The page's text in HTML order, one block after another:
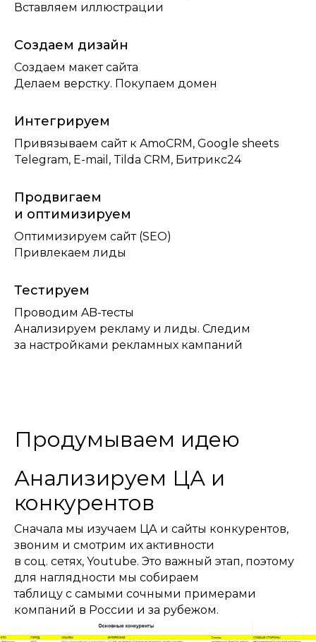
Вставляем иллюстрации
Создаем дизайн
Создаем макет сайта
Делаем верстку. Покупаем домен
Интегрируем
Привязываем сайт к AmoCRM, Google sheets
Telegram, E-mail, Tilda CRM, Битрикс24
Продвигаем
и оптимизируем
Оптимизируем сайт (SEO)
Привлекаем лиды
Тестируем
Проводим AB-тесты
Анализируем рекламу и лиды. Следим
за настройками рекламных кампаний
Продумываем идею
Анализируем ЦА и
конкурентов
Сначала мы изучаем ЦА и сайты конкурентов,
звоним и смотрим их активности
в соц. сетях, Youtube. Это важный этап, поэтому
для наглядности мы собираем
таблицу с самыми сочными примерами
компаний в России и за рубежом.